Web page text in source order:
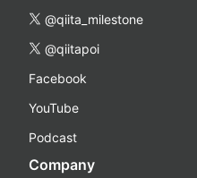
@qiita_milestone
@qiitapoi
Facebook
YouTube
Podcast
Company